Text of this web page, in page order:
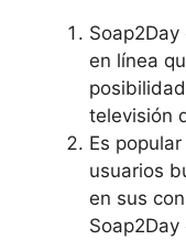
⁢en ​línea
televisión
Es
usuarios
en⁢ sus‌